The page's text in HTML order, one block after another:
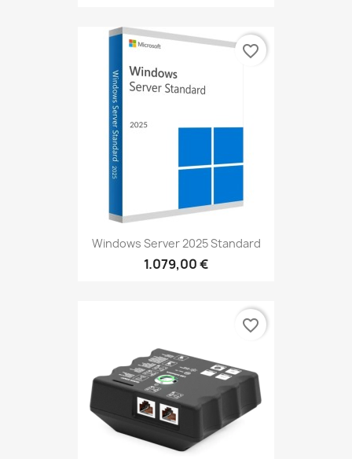
Windows Server 2025 Standard
1.079,00 €
favorite_border
favorite_border